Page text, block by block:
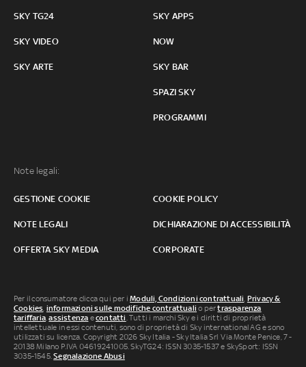
SKY TG24
SKY VIDEO
SKY ARTE
SKY APPS
NOW
SKY BAR
SPAZI SKY
PROGRAMMI
Note legali:
GESTIONE COOKIE COOKIE POLICY
NOTE LEGALI DICHIARAZIONE DI ACCESSIBILITÀ
OFFERTA SKY MEDIA CORPORATE
Per il consumatore clicca qui per iModuli, Condizioni contrattuali Privacy &
Cookies informazioni sulle modifiche contrattuali o pertrasparenza
tariffaria ,assistenza econtatti . Tutti i marchi Sky e i diritti di proprietà
intellettuale in essi contenuti, sono di proprietà di Sky international AG e sono
utilizzati su licenza. Copyright 2026 Sky Italia - Sky Italia Srl Via Monte Penice, 7 -
20138 Milano P.IVA 04619241005. SkyTG24: ISSN 3035-1537 e SkySport: ISSN
3035-1545.Segnalazione Abusi